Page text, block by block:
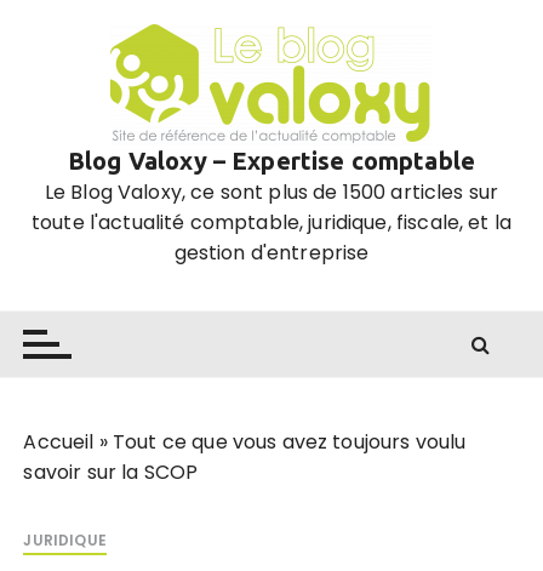
Blog Valoxy – Expertise comptable
Le Blog Valoxy, ce sont plus de 1500 articles sur
toute l'actualité comptable, juridique, fiscale, et la
gestion d'entreprise
Accueil » Tout ce que vous avez toujours voulu
savoir sur la SCOP
JURIDIQUE